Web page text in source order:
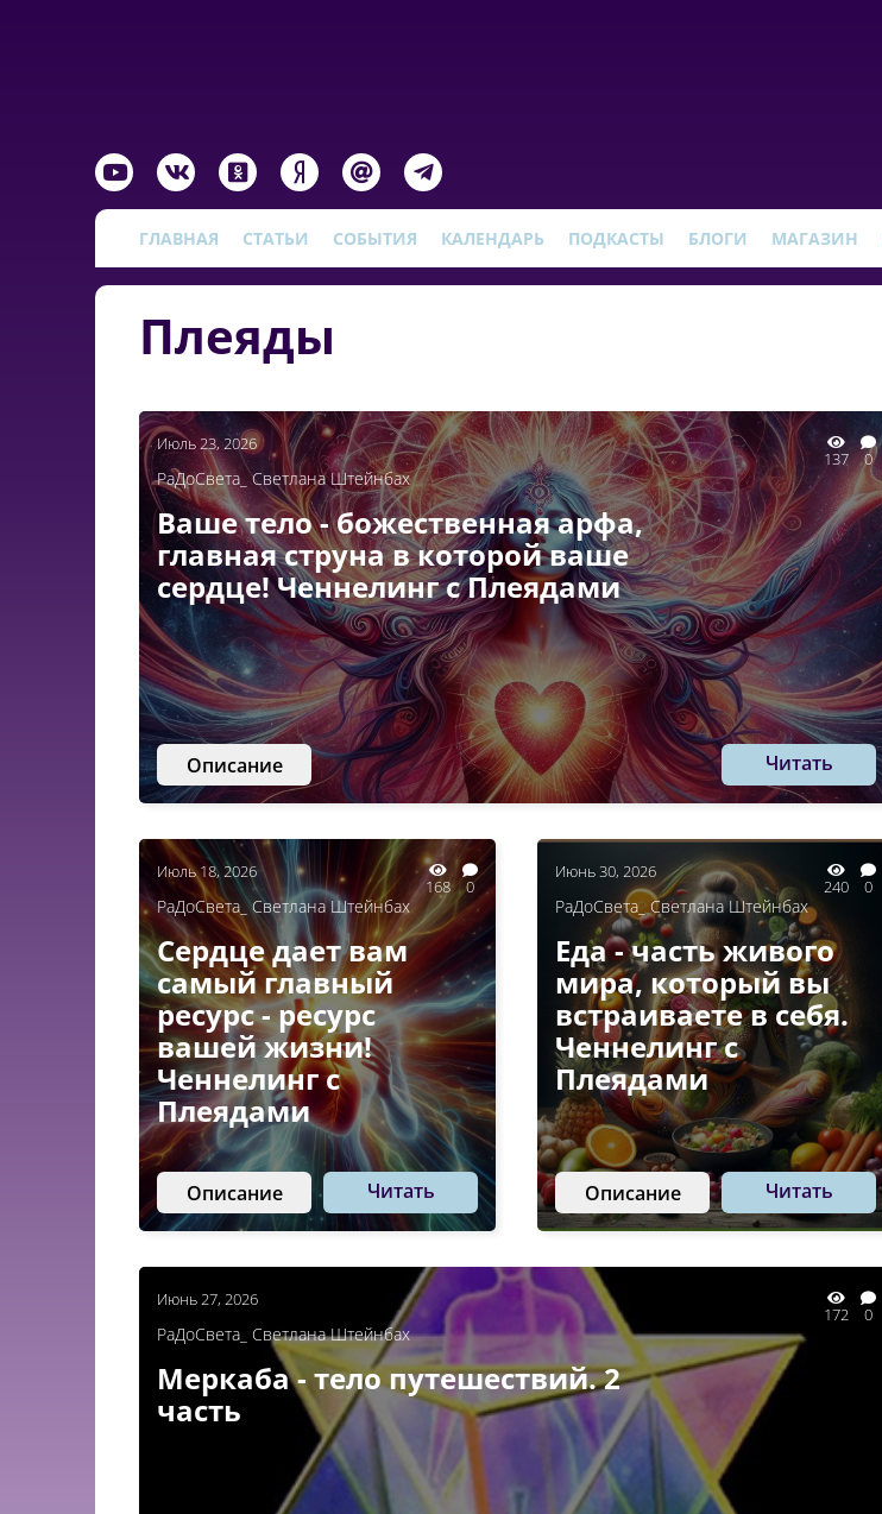
ГЛАВНАЯ СТАТЬИ СОБЫТИЯ КАЛЕНДАРЬ ПОДКАСТЫ БЛОГИ МАГАЗИН
Плеяды
Июль 23, 2026
137 0
РаДоСвета_ Светлана Штейнбах
Ваше тело - божественная арфа,
главная струна в которой ваше
сердце! Ченнелинг с Плеядами
Описание Читать
Июль 18, 2026
168 0
РаДоСвета_ Светлана Штейнбах
Сердце дает вам
самый главный
ресурс - ресурс
вашей жизни!
Ченнелинг с
Плеядами
Описание Читать
Июнь 30, 2026
240 0
РаДоСвета_ Светлана Штейнбах
Еда - часть живого
мира, который вы
встраиваете в себя.
Ченнелинг с
Плеядами
Описание Читать
Июнь 27, 2026
172 0
РаДоСвета_ Светлана Штейнбах
Меркаба - тело путешествий. 2
часть